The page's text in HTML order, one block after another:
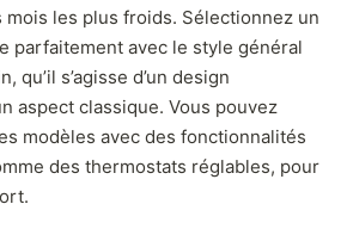
mois les plus froids. Sélectionnez un
parfaitement avec le style général
qu’il s’agisse d’un design
aspect classique. Vous pouvez
modèles avec des fonctionnalités
des thermostats réglables, pour